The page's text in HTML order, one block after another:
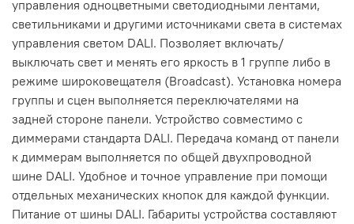
управления одноцветными светодиодными лентами,
светильниками и другими источниками света в системах
управления светом DALI. Позволяет включать/
выключать свет и менять его яркость в 1 группе либо в
режиме широковещателя (Broadcast). Установка номера
группы и сцен выполняется переключателями на
задней стороне панели. Устройство совместимо с
диммерами стандарта DALI. Передача команд от панели
к диммерам выполняется по общей двухпроводной
шине DALI. Удобное и точное управление при помощи
отдельных механических кнопок для каждой функции.
Питание от шины DALI. Габариты устройства составляют